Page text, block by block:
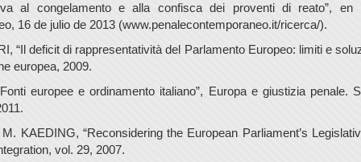
al congelamento e alla confisca dei proventi di reato”, en
16 de julio de 2013 (www.penalecontemporaneo.it/ricerca/).
“Il deficit di rappresentatività del Parlamento Europeo: limiti e
europea, 2009.
europee e ordinamento italiano”, Europa e giustizia penale.
KAEDING, “Reconsidering the European Parliament’s
vol. 29, 2007.